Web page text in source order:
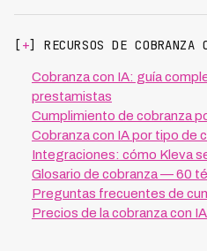
[ +] RECURSOS DE COBRANZA
Cobranza con IA: guía
prestamistas
Cumplimiento de cobranza
Cobranza con IA por tipo de
Integraciones: cómo Kleva
Glosario de cobranza — 60
Preguntas frecuentes de
Precios de la cobranza con